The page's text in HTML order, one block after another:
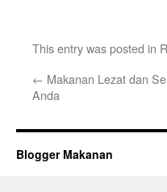
This entry was posted in
← Makanan Lezat dan
Anda
Blogger Makanan